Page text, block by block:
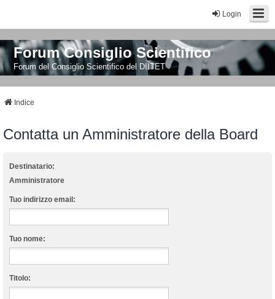
Login
Forum Consiglio Scientifico
Forum del Consiglio Scientifico del DIITET
Indice
Contatta un Amministratore della Board
Destinatario:
Amministratore
Tuo indirizzo email:
Tuo nome:
Titolo: